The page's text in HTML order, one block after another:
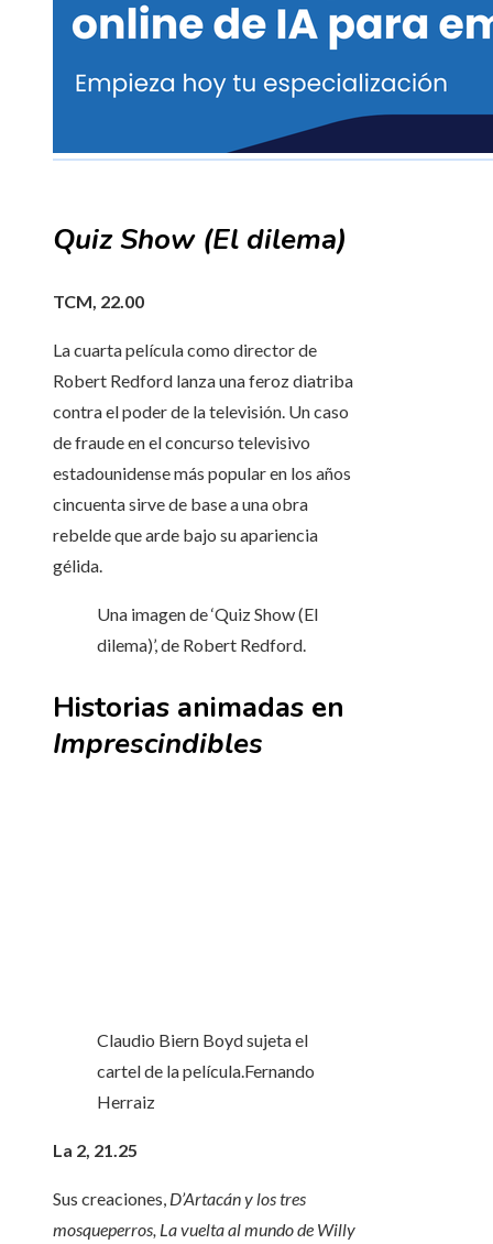
Quiz Show (El dilema)
TCM, 22.00
La cuarta película como director de
Robert Redford lanza una feroz diatriba
contra el poder de la televisión. Un caso
de fraude en el concurso televisivo
estadounidense más popular en los años
cincuenta sirve de base a una obra
rebelde que arde bajo su apariencia
gélida.
Una imagen de ‘Quiz Show (El
dilema)’, de Robert Redford.
Historias animadas en
Imprescindibles
Claudio Biern Boyd sujeta el
cartel de la película.Fernando
Herraiz
La 2, 21.25
Sus creaciones, D’Artacán y los tres
mosqueperros, La vuelta al mundo de Willy